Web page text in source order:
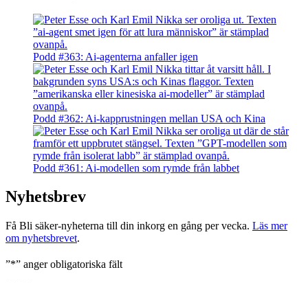
Podd #363: Ai-agenterna anfaller igen
Podd #362: Ai-kapprustningen mellan USA och Kina
Podd #361: Ai-modellen som rymde från labbet
Nyhetsbrev
Få Bli säker-nyheterna till din inkorg en gång per vecka. Läs mer
om nyhetsbrevet.
”*” anger obligatoriska fält